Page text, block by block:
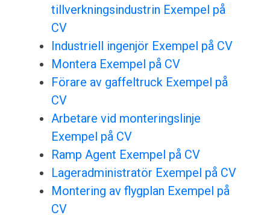
tillverkningsindustrin Exempel på
CV
Industriell ingenjör Exempel på CV
Montera Exempel på CV
Förare av gaffeltruck Exempel på
CV
Arbetare vid monteringslinje
Exempel på CV
Ramp Agent Exempel på CV
Lageradministratör Exempel på CV
Montering av flygplan Exempel på
CV